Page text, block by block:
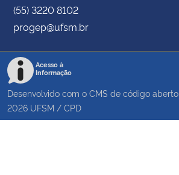
(55) 3220 8102
progep@ufsm.br
Acesso à
Informação
Desenvolvido com o CMS de código aberto
2026 UFSM / CPD